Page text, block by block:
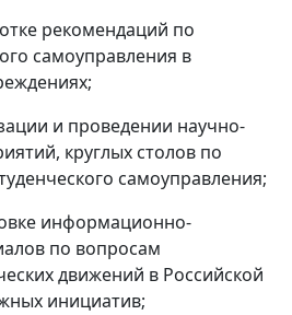
рекомендаций по
самоуправления в
и проведении научно-
круглых столов по
самоуправления;
информационно-
по вопросам
движений в Российской
инициатив;